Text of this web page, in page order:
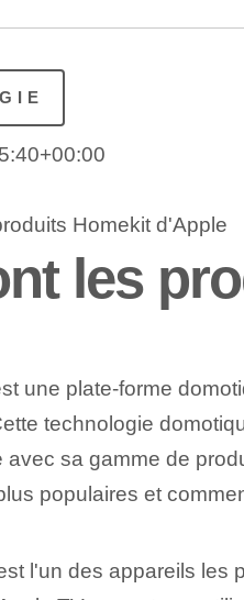
les
une plate-forme
technologie
avec sa gamme de
populaires et
l'un des appareils les